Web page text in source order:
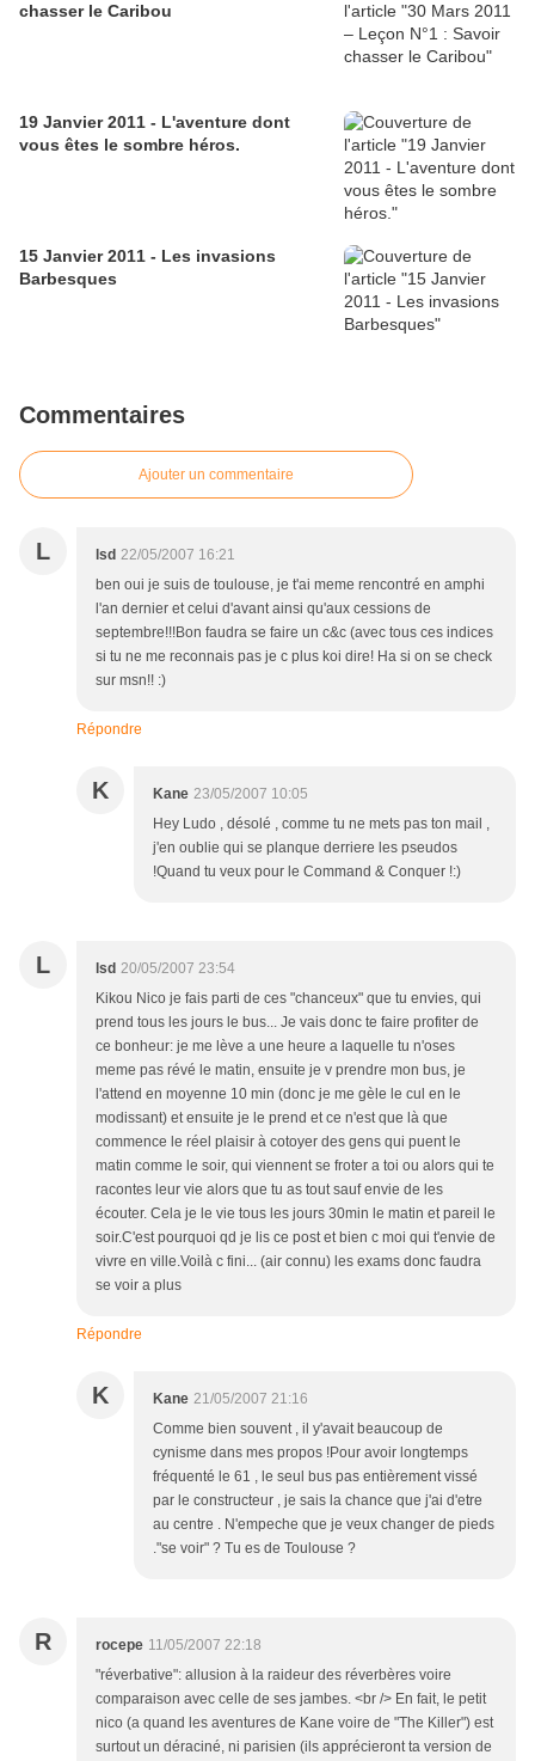
chasser le Caribou
19 Janvier 2011 - L'aventure dont
vous êtes le sombre héros.
15 Janvier 2011 - Les invasions
Barbesques
Commentaires
Ajouter un commentaire
L lsd 22/05/2007 16:21
ben oui je suis de toulouse, je t'ai meme rencontré en amphi
l'an dernier et celui d'avant ainsi qu'aux cessions de
septembre!!!Bon faudra se faire un c&c (avec tous ces indices
si tu ne me reconnais pas je c plus koi dire! Ha si on se check
sur msn!! :)
Répondre
K Kane 23/05/2007 10:05
Hey Ludo , désolé , comme tu ne mets pas ton mail ,
j'en oublie qui se planque derriere les pseudos
!Quand tu veux pour le Command & Conquer !:)
L lsd 20/05/2007 23:54
Kikou Nico je fais parti de ces "chanceux" que tu envies, qui
prend tous les jours le bus... Je vais donc te faire profiter de
ce bonheur: je me lève a une heure a laquelle tu n'oses
meme pas révé le matin, ensuite je v prendre mon bus, je
l'attend en moyenne 10 min (donc je me gèle le cul en le
modissant) et ensuite je le prend et ce n'est que là que
commence le réel plaisir à cotoyer des gens qui puent le
matin comme le soir, qui viennent se froter a toi ou alors qui te
racontes leur vie alors que tu as tout sauf envie de les
écouter. Cela je le vie tous les jours 30min le matin et pareil le
soir.C'est pourquoi qd je lis ce post et bien c moi qui t'envie de
vivre en ville.Voilà c fini... (air connu) les exams donc faudra
se voir a plus
Répondre
K Kane 21/05/2007 21:16
Comme bien souvent , il y'avait beaucoup de
cynisme dans mes propos !Pour avoir longtemps
fréquenté le 61 , le seul bus pas entièrement vissé
par le constructeur , je sais la chance que j'ai d'etre
au centre . N'empeche que je veux changer de pieds
."se voir" ? Tu es de Toulouse ?
R rocepe 11/05/2007 22:18
"réverbative": allusion à la raideur des réverbères voire
comparaison avec celle de ses jambes. <br /> En fait, le petit
nico (a quand les aventures de Kane voire de "The Killer") est
surtout un déraciné, ni parisien (ils apprécieront ta version de